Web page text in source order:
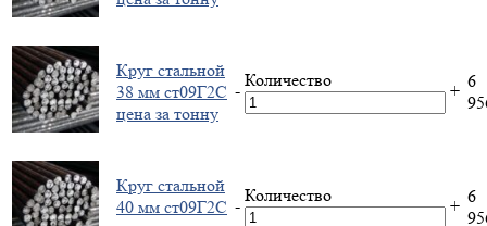
Круг стальной
38 мм ст09Г2С
цена за тонну
-
Количество
+ 6
Круг стальной
40 мм ст09Г2С -
Количество
+ 6